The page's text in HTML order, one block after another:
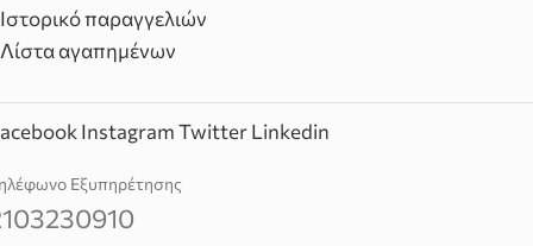
Ιστορικό παραγγελιών
Λίστα αγαπημένων
InstagramTwitterLinkedin
Εξυπηρέτησης